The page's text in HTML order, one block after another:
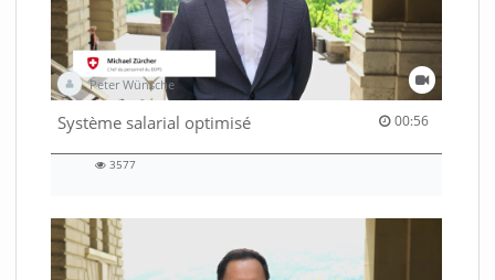
Peter Wünsche
Système salarial optimisé 00:56
00:56 duration
3577